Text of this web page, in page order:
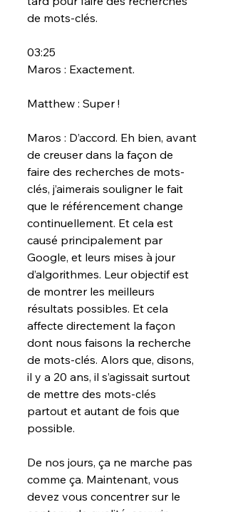
de mots-clés.
03:25
Maros : Exactement.
Matthew : Super !
Maros : D’accord. Eh bien, avant
de creuser dans la façon de
faire des recherches de mots-
clés, j’aimerais souligner le fait
que le référencement change
continuellement. Et cela est
causé principalement par
Google, et leurs mises à jour
d’algorithmes. Leur objectif est
de montrer les meilleurs
résultats possibles. Et cela
affecte directement la façon
dont nous faisons la recherche
de mots-clés. Alors que, disons,
il y a 20 ans, il s’agissait surtout
de mettre des mots-clés
partout et autant de fois que
possible.
De nos jours, ça ne marche pas
comme ça. Maintenant, vous
devez vous concentrer sur le